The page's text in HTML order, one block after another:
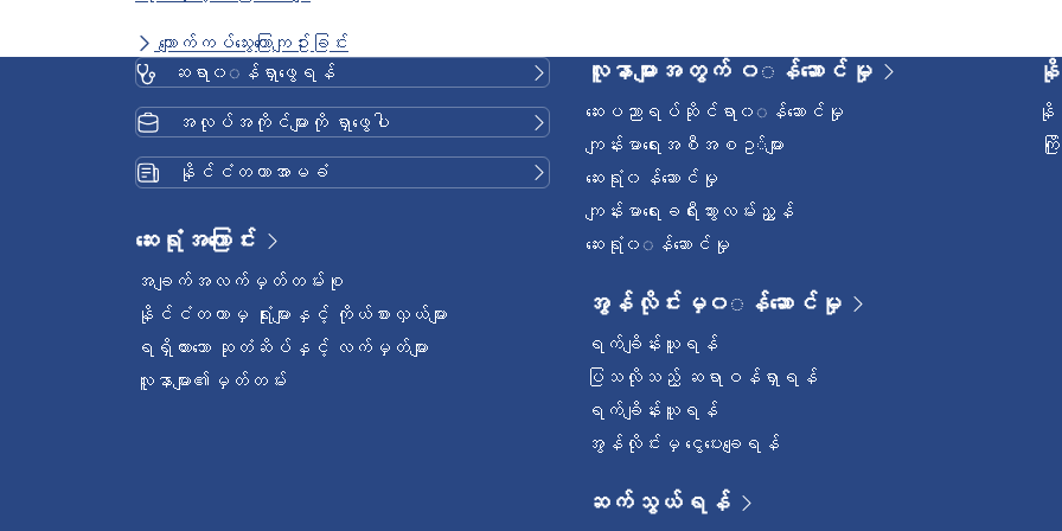
ကျောက်ကပ်သွေးကြောကျဥ်းခြင်း
ဆရာ၀◌န်ရှာဖွေရန်
အလုပ်အကိုင်များကို ရှာဖွေပါ
နိုင်ငံတကာအာမခံ
ဆေးရုံအကြောင်း
အချက်အလက်မှတ်တမ်းစု
နိုင်ငံတကာမှ ရုံးများနှင့် ကိုယ်စားလှယ်များ
ရရှိထားသော ဆုတံဆိပ်နှင့် လက်မှတ်များ
လူနာများ၏မှတ်တမ်း
လူနာများအတွက် ၀◌န်ဆောင်မှု
ဆေးပညာရပ်ဆိုင်ရာ၀◌န်ဆောင်မှု
ကျန်းမာရေးအစီအစဥ◌်များ
ဆေးရုံ၀န်ဆောင်မှု
ကျန်းမာရေးခရီးသွားလမ်းညွှန်
ဆေးရုံ၀◌န်ဆောင်မှု
အွန်လိုင်းမှ၀◌န်ဆောင်မှု
ရက်ချိန်းယူရန်
ပြသလိုသည့် ဆရာဝန်ရှာရန်
ရက်ချိန်းယူရန်
အွန်လိုင်းမှ ငွေပေးချေရန်
ဆက်သွယ်ရန်
နို